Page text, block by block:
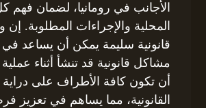
الأجانب في رومانيا، لضمان فهم
المحلية والإجراءات المطلوبة.
قانونية سليمة يمكن أن يساعد
مشاكل قانونية قد تنشأ أثناء
أن تكون كافة الأطراف على دراية
القانونية، مما يساهم في تعزيز